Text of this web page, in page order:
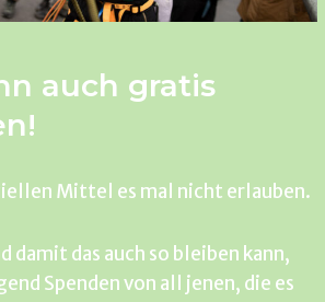
auch gratis
Mittel es mal nicht erlauben.
damit das auch so bleiben kann,
Spenden von all jenen, die es